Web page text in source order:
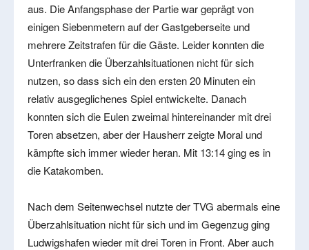
aus. Die Anfangsphase der Partie war geprägt von
einigen Siebenmetern auf der Gastgeberseite und
mehrere Zeitstrafen für die Gäste. Leider konnten die
Unterfranken die Überzahlsituationen nicht für sich
nutzen, so dass sich ein den ersten 20 Minuten ein
relativ ausgeglichenes Spiel entwickelte. Danach
konnten sich die Eulen zweimal hintereinander mit drei
Toren absetzen, aber der Hausherr zeigte Moral und
kämpfte sich immer wieder heran. Mit 13:14 ging es in
die Katakomben.
Nach dem Seitenwechsel nutzte der TVG abermals eine
Überzahlsituation nicht für sich und im Gegenzug ging
Ludwigshafen wieder mit drei Toren in Front. Aber auch